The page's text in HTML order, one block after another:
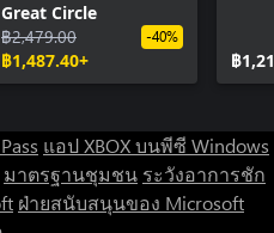
Great Circle
฿2,479.00
฿1,487.40+
-40%
฿
แอป XBOX บนพีซี Windows
มาตรฐานชุมชน ระวังอาการชัก
ฝ่ายสนับสนุนของ Microsoft